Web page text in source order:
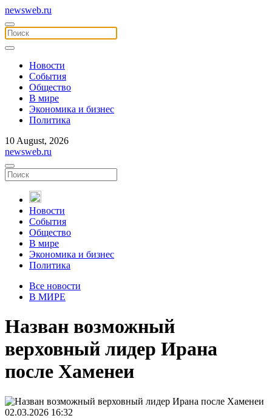
newsweb.ru
Новости
События
Общество
В мире
Экономика и бизнес
Политика
10 August, 2026
newsweb.ru
Новости
События
Общество
В мире
Экономика и бизнес
Политика
Все новости
В МИРЕ
Назван возможный
верховный лидер Ирана
после Хаменеи
02.03.2026 16:32